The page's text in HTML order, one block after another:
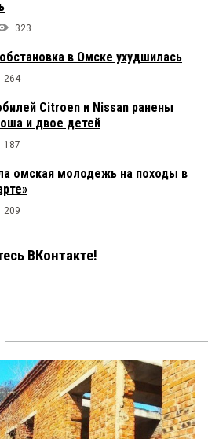
не стало. Один убрали возле
занимались по утрам после
323
в Омске ухудшилась
264
Citroen и Nissan ранены
и двое детей
187
омская молодежь на походы в
209
ВКонтакте!